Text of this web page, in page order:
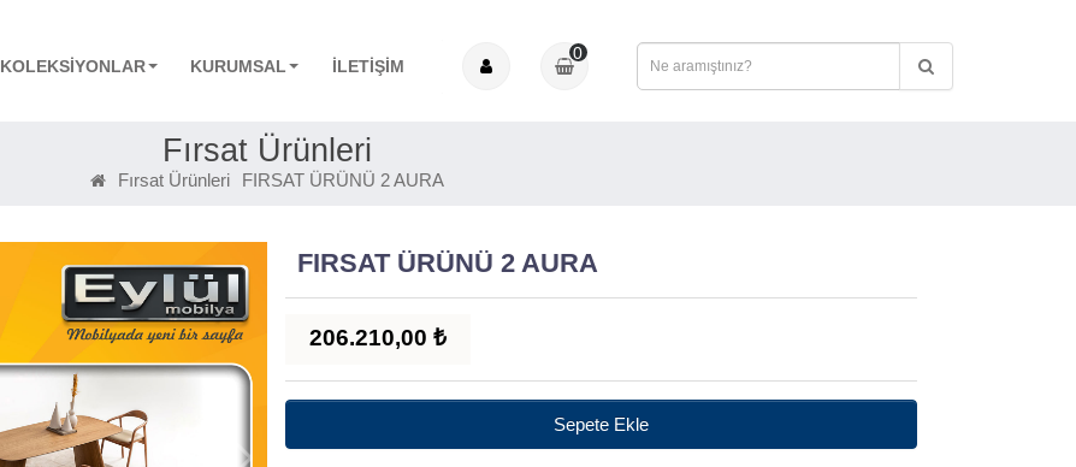
KOLEKSİYONLAR KURUMSAL İLETİŞİM
0
Fırsat Ürünleri
Fırsat Ürünleri FIRSAT ÜRÜNÜ 2 AURA
FIRSAT ÜRÜNÜ 2 AURA
206.210,00 ₺
Sepete Ekle